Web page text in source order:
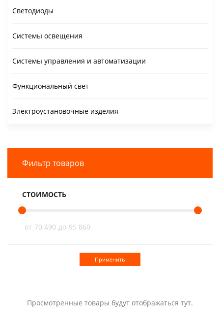
Светодиоды
Системы освещения
Системы управления и автоматизации
Функциональный свет
Электроустановочные изделия
Фильтр товаров
СТОИМОСТЬ
от 70 490 до 95 860
Применить
Просмотренные товары будут отображаться тут.